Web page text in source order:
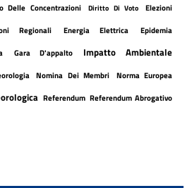
Delle Concentrazioni Diritto Di Voto Elezioni
Regionali Energia Elettrica Epidemia
Gara D'appalto Impatto Ambientale
Nomina Dei Membri
Norma Europea
Referendum Referendum Abrogativo